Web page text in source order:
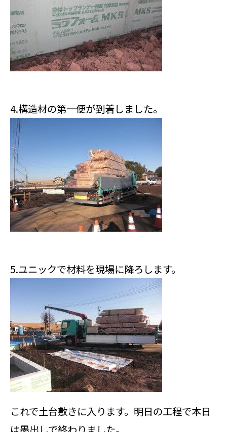
4.構造材の第一便が到着しました。
5.ユニックで材料を現場に降ろします。
これで土台敷きに入ります。明日の工程で本日